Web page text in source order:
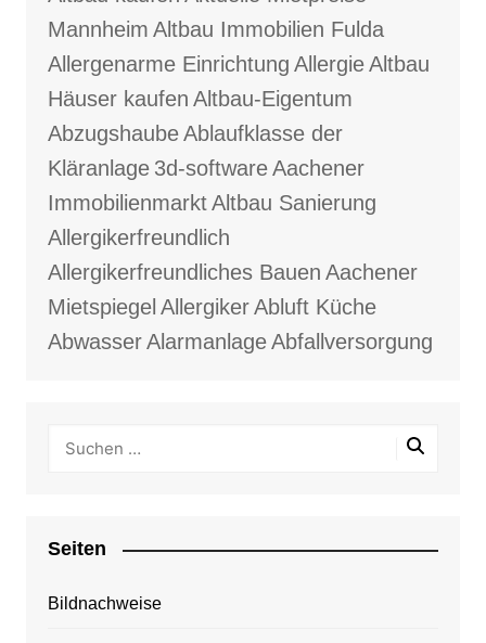
Mannheim Altbau Immobilien Fulda
Allergenarme Einrichtung AllergieAltbau
Häuser kaufen Altbau-Eigentum
AbzugshaubeAblaufklasse der
Kläranlage 3d-softwareAachener
ImmobilienmarktAltbau Sanierung
Allergikerfreundlich
Allergikerfreundliches Bauen Aachener
Mietspiegel AllergikerAbluft Küche
AbwasserAlarmanlageAbfallversorgung
Seiten
Bildnachweise